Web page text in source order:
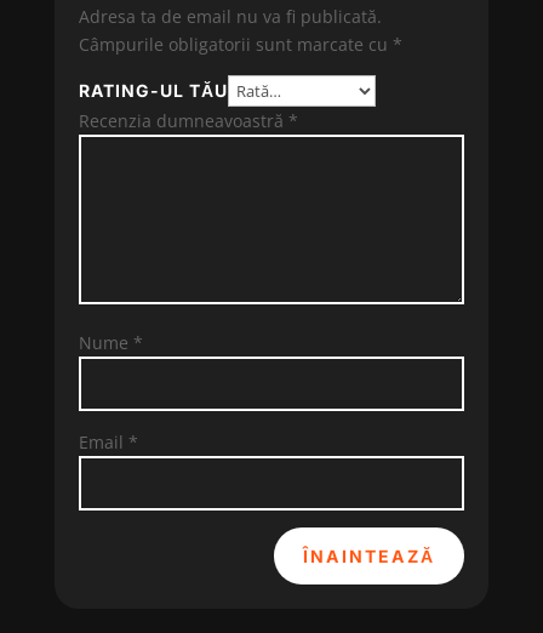
Adresa ta de email nu va fi publicată.
Câmpurile obligatorii sunt marcate cu *
RATING-UL TĂU
Recenzia dumneavoastră *
Nume *
Email *
ÎNAINTEAZĂ